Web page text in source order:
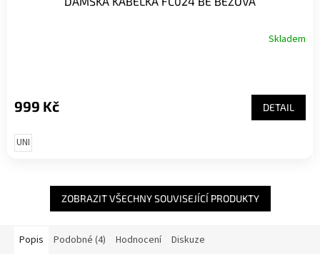
Skladem
999 Kč DETAIL
UNI
ZOBRAZIT VŠECHNY SOUVISEJÍCÍ PRODUKTY
Popis Podobné (4) Hodnocení Diskuze